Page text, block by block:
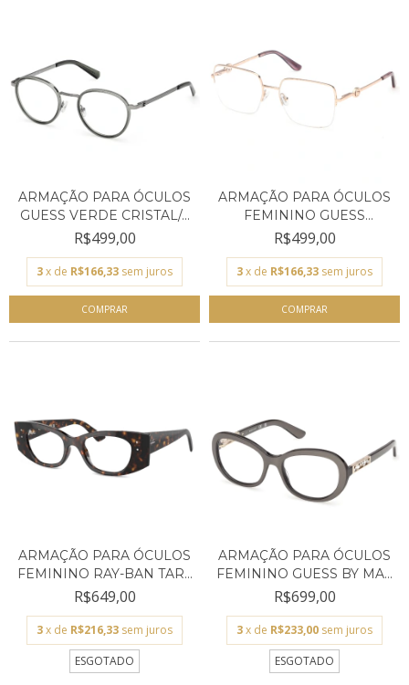
ARMAÇÃO PARA ÓCULOS
GUESS VERDE CRISTAL/...
R$499,00
3x de R$166,33 sem juros
ARMAÇÃO PARA ÓCULOS
FEMININO GUESS
DOURA...
R$499,00
3x de R$166,33 sem juros
ARMAÇÃO PARA ÓCULOS
FEMININO RAY-BAN TAR...
R$649,00
3x de R$216,33 sem juros
ESGOTADO
ARMAÇÃO PARA ÓCULOS
FEMININO GUESS BY MA...
R$699,00
3x de R$233,00 sem juros
ESGOTADO